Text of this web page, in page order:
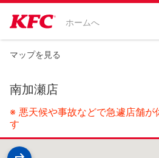
ホームへ
マップを見る
南加瀬店
※ 悪天候や事故などで急遽店舗が
す